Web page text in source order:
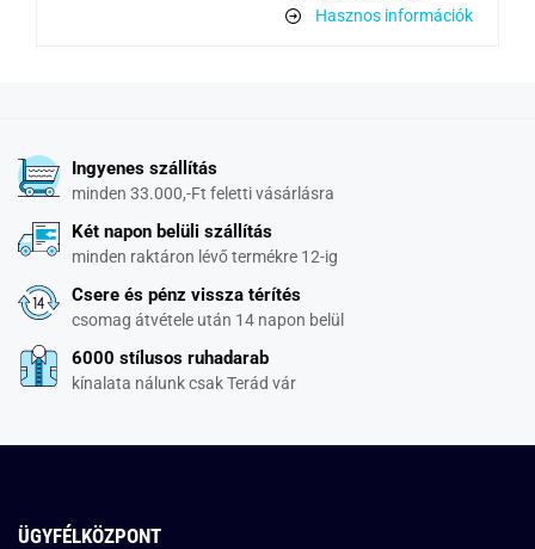
Hasznos információk
Ingyenes szállítás
minden 33.000,-Ft feletti vásárlásra
Két napon belüli szállítás
minden raktáron lévő termékre 12-ig
Csere és pénz vissza térítés
csomag átvétele után 14 napon belül
6000 stílusos ruhadarab
kínalata nálunk csak Terád vár
ÜGYFÉLKÖZPONT